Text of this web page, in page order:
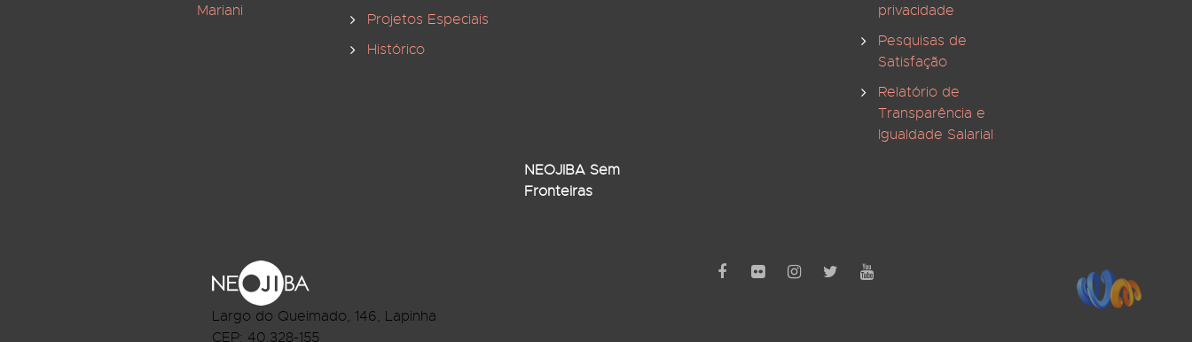
Mariani
Projetos Especiais
Histórico
privacidade
Pesquisas de
Satisfação
Relatório de
Transparência e
Igualdade Salarial
NEOJIBA Sem
Fronteiras
Largo do Queimado, 146, Lapinha
CEP: 40.328-155